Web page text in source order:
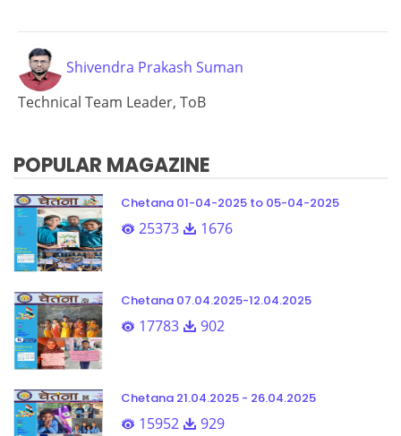
Shivendra Prakash Suman
Technical Team Leader, ToB
POPULAR MAGAZINE
Chetana 01-04-2025 to 05-04-2025
25373 1676
Chetana 07.04.2025-12.04.2025
17783 902
Chetana 21.04.2025 - 26.04.2025
15952 929